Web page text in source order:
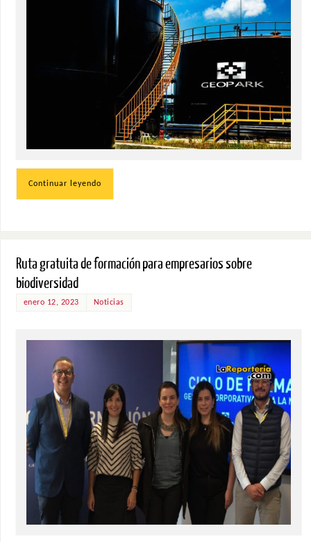
Continuar leyendo
Ruta gratuita de formación para empresarios sobre
biodiversidad
enero 12, 2023 Noticias